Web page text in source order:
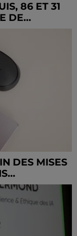
86 ET 31
DE...
DES MISES